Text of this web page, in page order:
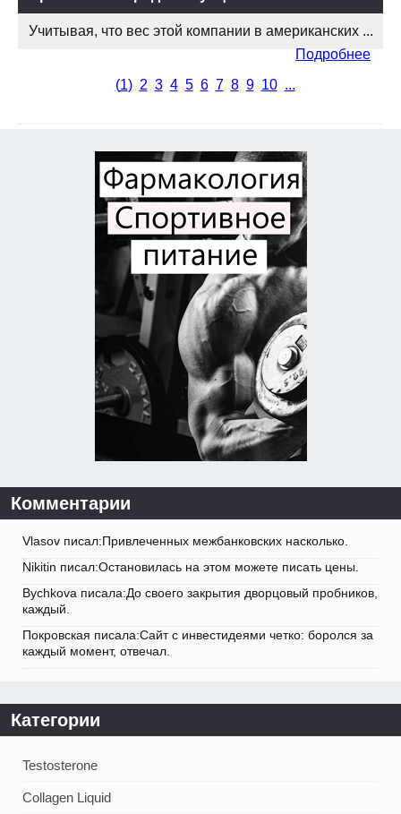
Учитывая, что вес этой компании в американских ...
Подробнее
(1) 2 3 4 5 6 7 8 9 10 ...
Комментарии
Vlasov писал:Привлеченных межбанковских насколько.
Nikitin писал:Остановилась на этом можете писать цены.
Bychkova писала:До своего закрытия дворцовый пробников,
каждый.
Покровская писала:Сайт с инвестидеями четко: боролся за
каждый момент, отвечал.
Категории
Testosterone
Collagen Liquid